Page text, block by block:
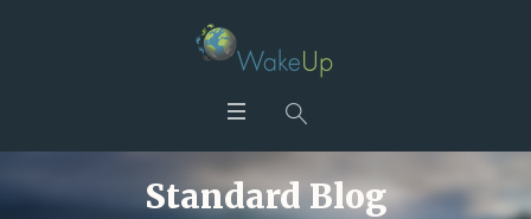
Standard Blog